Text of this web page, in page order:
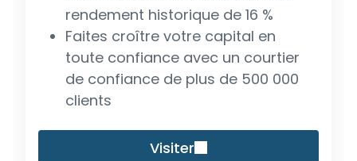
rendement historique de 16 %
Faites croître votre capital en
toute confiance avec un courtier
de confiance de plus de 500 000
clients
Visiter